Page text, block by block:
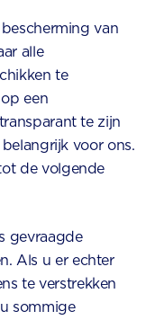
van
alle
te
een
te zijn
voor ons.
de volgende
gevraagde
Als u er echter
te verstrekken
sommige